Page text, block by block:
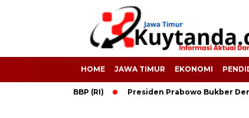
HOME JAWA TIMUR EKONOMI
Presiden Prabowo Bukber Dengan